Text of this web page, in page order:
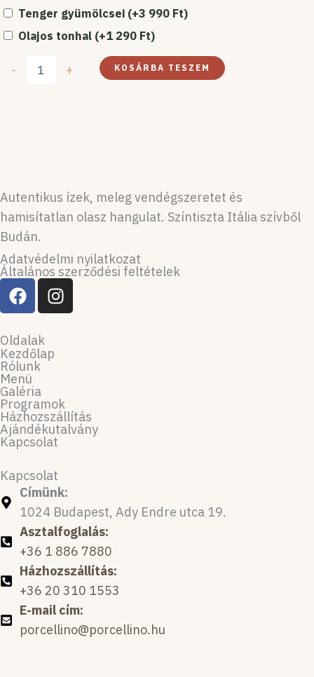
Tenger gyümölcsei (+3 990 Ft)
Olajos tonhal (+1 290 Ft)
- + KOSÁRBA TESZEM
Autentikus ízek, meleg vendégszeretet és
hamisítatlan olasz hangulat. Színtiszta Itália szívből
Budán.
Adatvédelmi nyilatkozat
Általános szerződési feltételek
F
a
c
e
b
o
o
k
I
n
s
a
m
Oldalak
Kezdőlap
Rólunk
Menü
Galéria
Programok
Házhozszállítás
Ajándékutalvány
Kapcsolat
Kapcsolat
Címünk:
1024 Budapest, Ady Endre utca 19.
Asztalfoglalás:
+36 1 886 7880
Házhozszállítás:
+36 20 310 1553
E-mail cím:
porcellino@porcellino.hu